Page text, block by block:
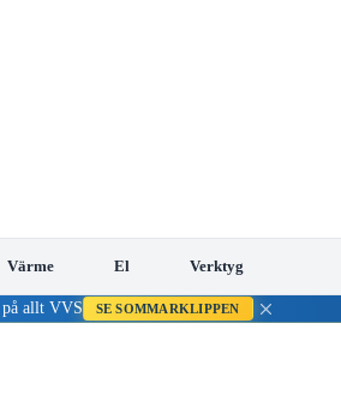
Värme El Verktyg
allt VVS SE SOMMARKLIPPEN